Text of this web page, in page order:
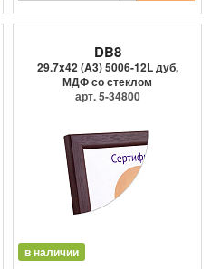
DB8
29.7x42 (A3) 5006-12L дуб,
МДФ со стеклом
арт. 5-34800
в наличии